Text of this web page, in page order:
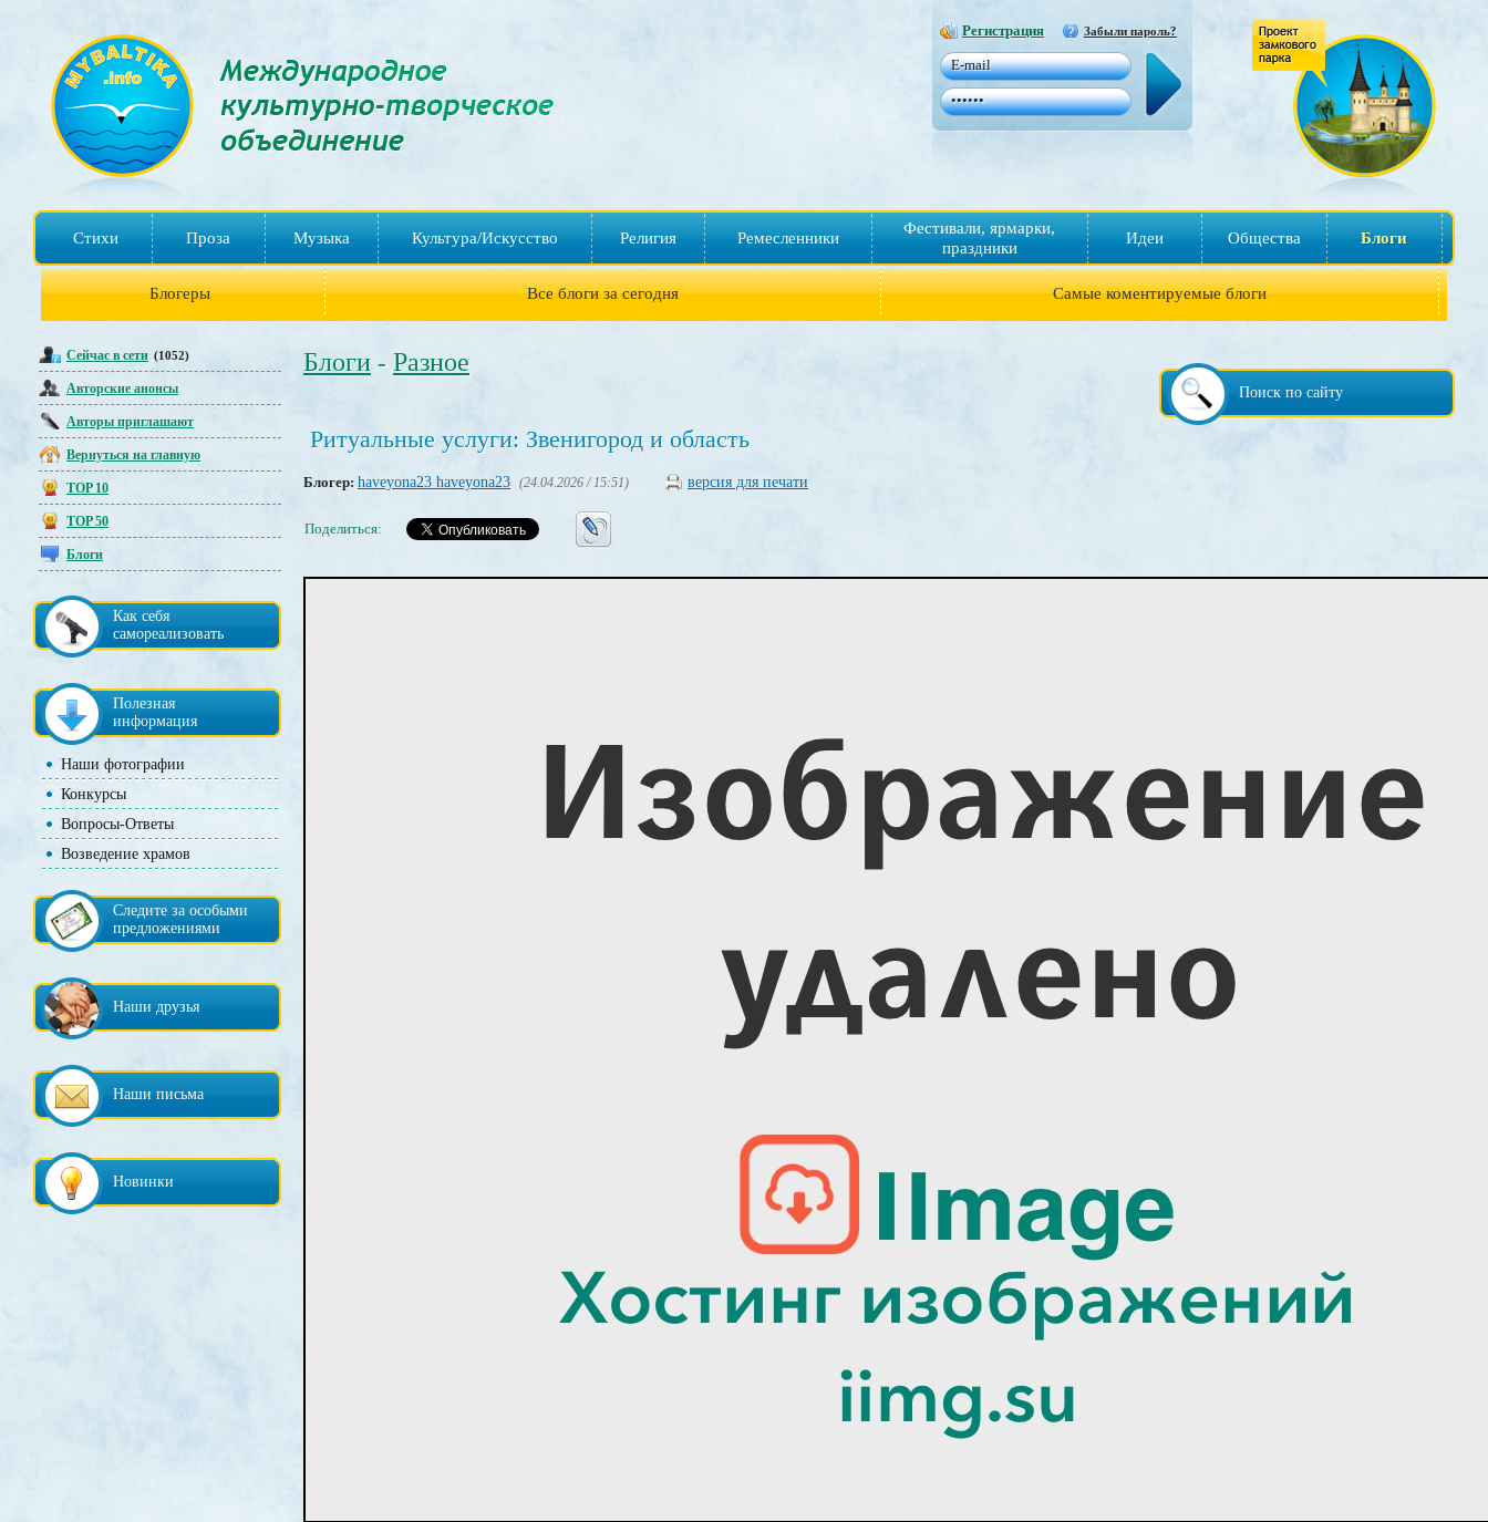
Регистрация Забыли пароль?
Стихи Проза Музыка Культура/Искусство Религия Ремесленники
Фестивали, ярмарки,
праздники
Идеи Общества Блоги
Блогеры Все блоги за сегодня Самые коментируемые блоги
Сейчас в сети (1052)
Авторские анонсы
Авторы приглашают
Вернуться на главную
TOP 10
TOP 50
Блоги
Как себя
самореализовать
Полезная
информация
Наши фотографии
Конкурсы
Вопросы-Ответы
Возведение храмов
Следите за особыми
предложениями
Наши друзья
Наши письма
Новинки
Поиск по сайту
Блоги - Разное
Ритуальные услуги: Звенигород и область
Блогер: haveyona23 haveyona23 (24.04.2026 / 15:51) версия для печати
Поделиться: